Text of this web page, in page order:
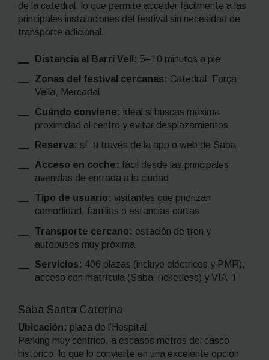
de la catedral, lo que permite acceder fácilmente a las
principales instalaciones del festival sin necesidad de
transporte adicional.
Distancia al Barri Vell: 5–10 minutos a pie
Zonas del festival cercanas: Catedral, Força
Vella, Mercadal
Cuándo conviene: ideal si buscas máxima
proximidad al centro y evitar desplazamientos
Reserva: sí, a través de la app o web de Saba
Acceso en coche: fácil desde las principales
avenidas de entrada a la ciudad
Tipo de usuario: visitantes que priorizan
comodidad, familias o estancias cortas
Transporte cercano: estación de tren y
autobuses muy próxima
Servicios: 406 plazas (incluye eléctricos y PMR),
acceso con matrícula (Saba Ticketless) y VIA-T
Saba Santa Caterina
Ubicación: plaza de l’Hospital
Parking muy céntrico, a escasos metros del casco
histórico, lo que lo convierte en una excelente opción